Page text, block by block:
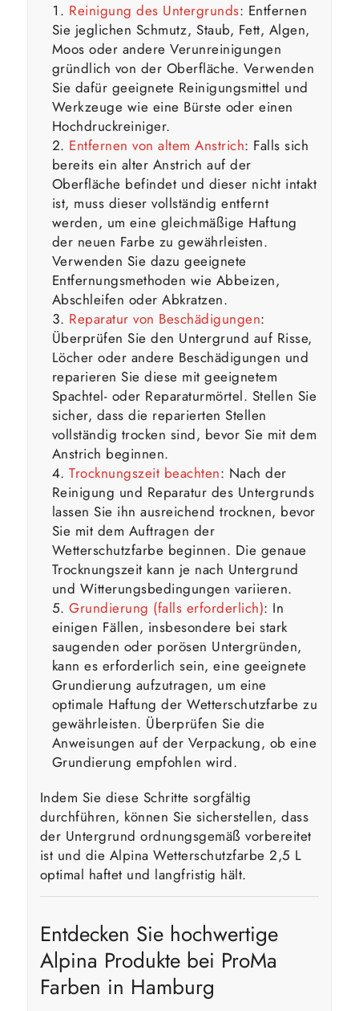
Reinigung des Untergrunds: Entfernen
Sie jeglichen Schmutz, Staub, Fett, Algen,
Moos oder andere Verunreinigungen
gründlich von der Oberfläche. Verwenden
Sie dafür geeignete Reinigungsmittel und
Werkzeuge wie eine Bürste oder einen
Hochdruckreiniger.
Entfernen von altem Anstrich: Falls sich
bereits ein alter Anstrich auf der
Oberfläche befindet und dieser nicht intakt
ist, muss dieser vollständig entfernt
werden, um eine gleichmäßige Haftung
der neuen Farbe zu gewährleisten.
Verwenden Sie dazu geeignete
Entfernungsmethoden wie Abbeizen,
Abschleifen oder Abkratzen.
Reparatur von Beschädigungen:
Überprüfen Sie den Untergrund auf Risse,
Löcher oder andere Beschädigungen und
reparieren Sie diese mit geeignetem
Spachtel- oder Reparaturmörtel. Stellen Sie
sicher, dass die reparierten Stellen
vollständig trocken sind, bevor Sie mit dem
Anstrich beginnen.
Trocknungszeit beachten: Nach der
Reinigung und Reparatur des Untergrunds
lassen Sie ihn ausreichend trocknen, bevor
Sie mit dem Auftragen der
Wetterschutzfarbe beginnen. Die genaue
Trocknungszeit kann je nach Untergrund
und Witterungsbedingungen variieren.
Grundierung (falls erforderlich): In
einigen Fällen, insbesondere bei stark
saugenden oder porösen Untergründen,
kann es erforderlich sein, eine geeignete
Grundierung aufzutragen, um eine
optimale Haftung der Wetterschutzfarbe zu
gewährleisten. Überprüfen Sie die
Anweisungen auf der Verpackung, ob eine
Grundierung empfohlen wird.
Indem Sie diese Schritte sorgfältig
durchführen, können Sie sicherstellen, dass
der Untergrund ordnungsgemäß vorbereitet
ist und die Alpina Wetterschutzfarbe 2,5 L
optimal haftet und langfristig hält.
Entdecken Sie hochwertige
Alpina Produkte bei ProMa
Farben in Hamburg